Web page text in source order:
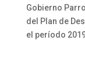
Gobierno
del Plan de
el período